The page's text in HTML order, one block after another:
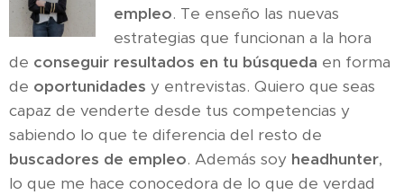
empleo. Te enseño las nuevas
estrategias que funcionan a la hora
de conseguir resultados en tu búsqueda en forma
de oportunidades y entrevistas. Quiero que seas
capaz de venderte desde tus competencias y
sabiendo lo que te diferencia del resto de
buscadores de empleo. Además soy headhunter,
lo que me hace conocedora de lo que de verdad